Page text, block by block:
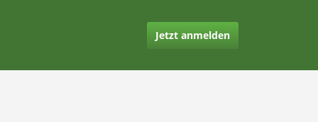
Jetzt anmelden